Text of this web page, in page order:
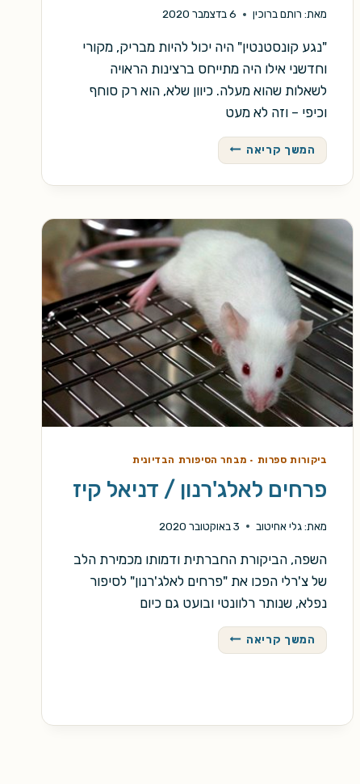
מאת: רותם ברוכין 6 בדצמבר 2020
"נגע קונסטנטין" היה יכול להיות מבריק, מקורי
וחדשני אילו היה מתייחס ברצינות הראויה
לשאלות שהוא מעלה. כיוון שלא, הוא רק סוחף
וכיפי – וזה לא מעט
המשך קריאה המחלה
המעמדית
ביקורות ספרות · מבחר הסיפורת הבדיונית
פרחים לאלג'רנון / דניאל קיז
מאת: גלי אחיטוב 3 באוקטובר 2020
השפה, הביקורת החברתית ודמותו מכמירת הלב
של צ'רלי הפכו את "פרחים לאלג'רנון" לסיפור
נפלא, שנותר רלוונטי ובועט גם כיום
המשך קריאה פרחים
לאלג'רנון